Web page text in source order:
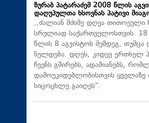
ზურაბ პატარაძემ 2008 წლის
დაღუპულთა ხსოვნას პატივი
,,ძალიან მძიმე დღეა თითოეული
სრულიად საქართველოსთვის.
წლის 8 აგვისტოს შემდეგ,
ნელდება. დღეს, კიდევ ერთხელ
ჩვენს გმირებს, ადამიანებს,
დამოუკიდებლობისთვის ყველაზე
სიცოცხლე გაიღეს“.